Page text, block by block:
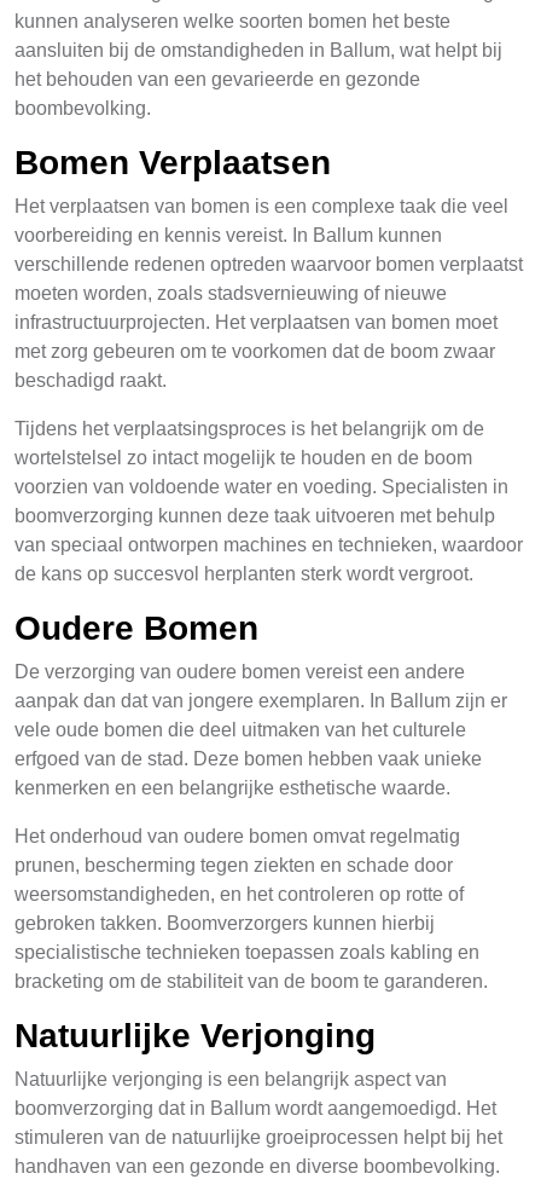
kunnen analyseren welke soorten bomen het beste
aansluiten bij de omstandigheden in Ballum, wat helpt bij
het behouden van een gevarieerde en gezonde
boombevolking.
Bomen Verplaatsen
Het verplaatsen van bomen is een complexe taak die veel
voorbereiding en kennis vereist. In Ballum kunnen
verschillende redenen optreden waarvoor bomen verplaatst
moeten worden, zoals stadsvernieuwing of nieuwe
infrastructuurprojecten. Het verplaatsen van bomen moet
met zorg gebeuren om te voorkomen dat de boom zwaar
beschadigd raakt.
Tijdens het verplaatsingsproces is het belangrijk om de
wortelstelsel zo intact mogelijk te houden en de boom
voorzien van voldoende water en voeding. Specialisten in
boomverzorging kunnen deze taak uitvoeren met behulp
van speciaal ontworpen machines en technieken, waardoor
de kans op succesvol herplanten sterk wordt vergroot.
Oudere Bomen
De verzorging van oudere bomen vereist een andere
aanpak dan dat van jongere exemplaren. In Ballum zijn er
vele oude bomen die deel uitmaken van het culturele
erfgoed van de stad. Deze bomen hebben vaak unieke
kenmerken en een belangrijke esthetische waarde.
Het onderhoud van oudere bomen omvat regelmatig
prunen, bescherming tegen ziekten en schade door
weersomstandigheden, en het controleren op rotte of
gebroken takken. Boomverzorgers kunnen hierbij
specialistische technieken toepassen zoals kabling en
bracketing om de stabiliteit van de boom te garanderen.
Natuurlijke Verjonging
Natuurlijke verjonging is een belangrijk aspect van
boomverzorging dat in Ballum wordt aangemoedigd. Het
stimuleren van de natuurlijke groeiprocessen helpt bij het
handhaven van een gezonde en diverse boombevolking.